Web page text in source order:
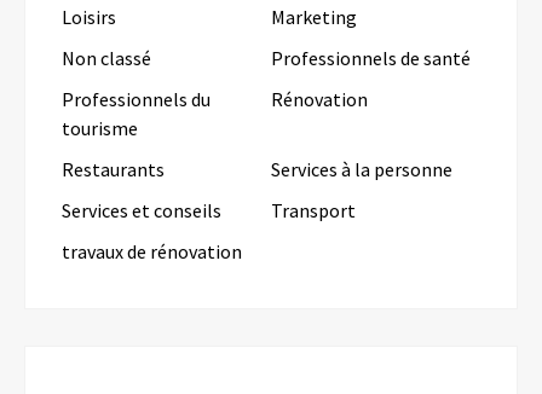
Loisirs
Marketing
Non classé
Professionnels de santé
Professionnels du
tourisme
Rénovation
Restaurants
Services à la personne
Services et conseils
Transport
travaux de rénovation